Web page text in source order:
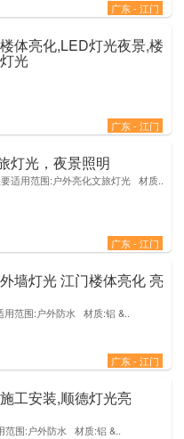
广东 - 江门
体亮化,LED灯光夜景,楼
光
广东 - 江门
灯光，夜景照明
适用范围:户外亮化文旅灯光 材质..
广东 - 江门
墙灯光 江门楼体亮化 亮
用范围:户外防水 材质:铝 &..
广东 - 江门
工安装,顺德灯光亮
范围:户外防水 材质:铝 &..